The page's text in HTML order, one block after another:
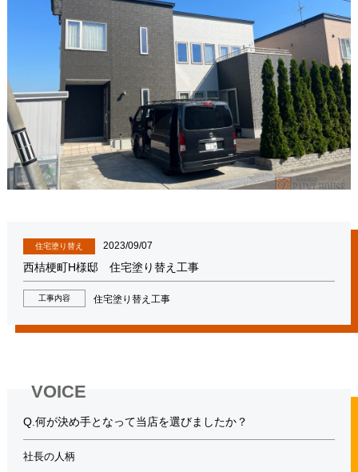
住宅塗り替え 2023/09/07
西桔梗町H様邸 住宅塗り替え工事
工事内容 住宅塗り替え工事
VOICE
Q.何が決め手となって当店を選びましたか？
社長の人柄